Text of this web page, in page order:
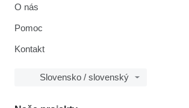
O nás
Pomoc
Kontakt
Slovensko / slovenský